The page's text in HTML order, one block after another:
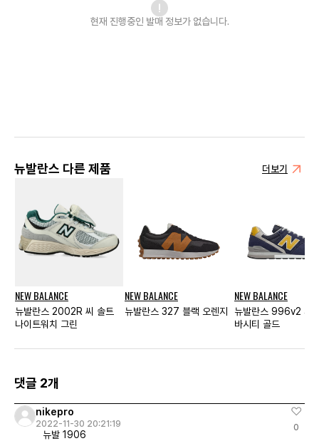
현재 진행중인 발매 정보가 없습니다.
뉴발란스 다른 제품 더보기
NEW BALANCE
뉴발란스 2002R 씨 솔트
나이트워치 그린
NEW BALANCE
뉴발란스 327 블랙 오렌지
NEW BALANCE
뉴발란스 996v2 피
바시티 골드
댓글 2개
nikepro
2022-11-30 20:21:19
뉴발 1906
0